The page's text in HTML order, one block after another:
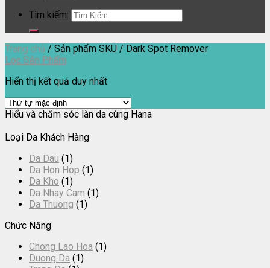
Tìm kiếm:
Trang chủ / Sản phẩm SKU / Dark Spot Remover
Lọc Sản Phẩm
Hiển thị kết quả duy nhất
Hiểu và chăm sóc làn da cùng Hana
Loại Da Khách Hàng
Da Dau (1)
Da Hon Hop (1)
Da Kho (1)
Da Nhay Cam (1)
Da Thuong (1)
Chức Năng
Chong Lao Hoa (1)
Duong Da (1)